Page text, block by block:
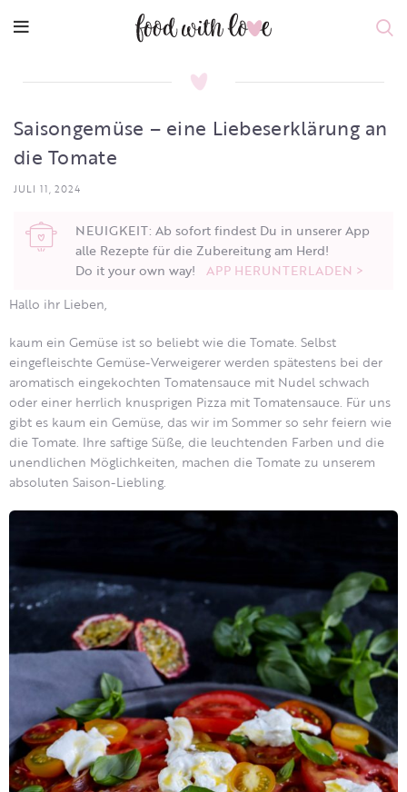
Saisongemüse – eine Liebeserklärung an
die Tomate
JULI 11, 2024
NEUIGKEIT: Ab sofort findest Du in unserer App
alle Rezepte für die Zubereitung am Herd!
Do it your own way! APP HERUNTERLADEN >
Hallo ihr Lieben,
kaum ein Gemüse ist so beliebt wie die Tomate. Selbst
eingefleischte Gemüse-Verweigerer werden spätestens bei der
aromatisch eingekochten Tomatensauce mit Nudel schwach
oder einer herrlich knusprigen Pizza mit Tomatensauce. Für uns
gibt es kaum ein Gemüse, das wir im Sommer so sehr feiern wie
die Tomate. Ihre saftige Süße, die leuchtenden Farben und die
unendlichen Möglichkeiten, machen die Tomate zu unserem
absoluten Saison-Liebling.